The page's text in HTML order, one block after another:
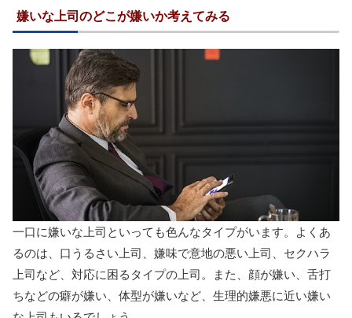
嫌いな上司のどこが嫌いか考えてみる
一口に嫌いな上司といっても色んなタイプがいます。よくあ
るのは、口うるさい上司、嫌味で意地の悪い上司、セクハラ
上司など、対応に困るタイプの上司。また、顔が嫌い、舌打
ちなどの癖が嫌い、体型が嫌いなど、生理的嫌悪に近い嫌い